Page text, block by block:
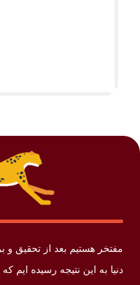
مفتخر هستیم بعد از تحقیق و
دنیا به این نتیجه رسیده ایم